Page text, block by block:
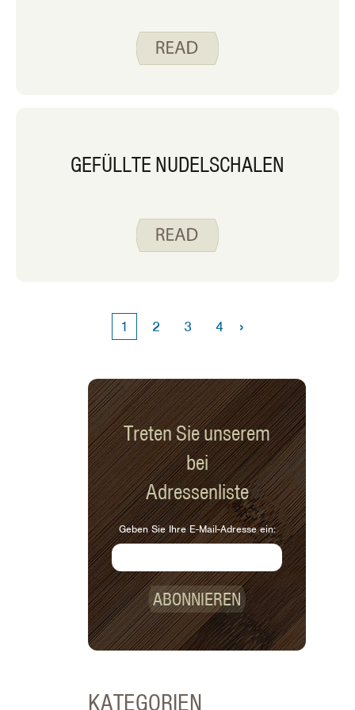
GEFÜLLTE NUDELSCHALEN
1 2 3 4 ›
Treten Sie unserem
bei
Adressenliste
Geben Sie Ihre E-Mail-Adresse ein:
ABONNIEREN
KATEGORIEN